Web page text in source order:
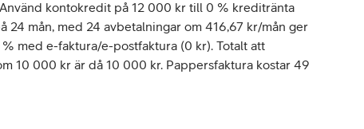
kontokredit på 12 000 kr till 0 % kreditränta
24 mån, med 24 avbetalningar om 416,67 kr/mån ger
med e-faktura/e-postfaktura (0 kr). Totalt att
10 000 kr är då 10 000 kr. Pappersfaktura kostar 49